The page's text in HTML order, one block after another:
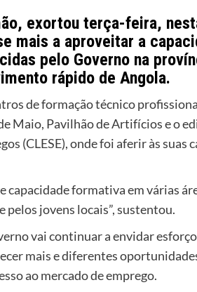
exortou terça-feira,
mais a aproveitar a
pelo Governo na
rápido de Angola.
de formação técnico
Maio, Pavilhão de Artifícios e o
(CLESE), onde foi aferir às suas
capacidade formativa em várias
pelos jovens locais”, sustentou.
vai continuar a envidar
mais e diferentes
ao mercado de emprego.